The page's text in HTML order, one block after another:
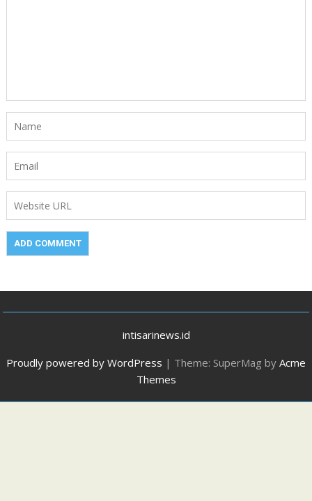
intisarinews.id
Proudly powered by WordPress | Theme: SuperMag by Acme
Themes